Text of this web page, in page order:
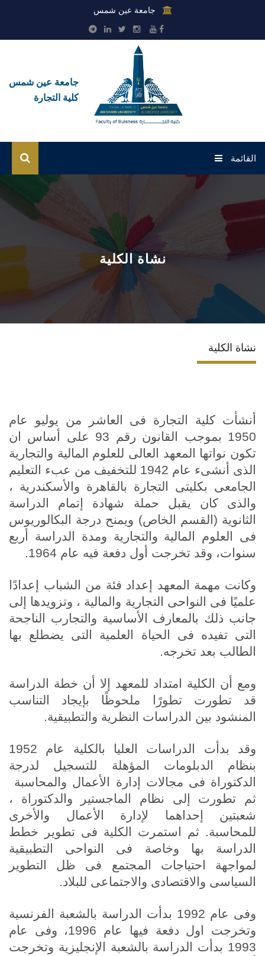
جامعة عين شمس
جامعة عين شمس
كلية التجارة
القائمة
عن الكلية
القطاعات
الأقسام العلمية
البرامج الدراسية
الاستدامة
الوافدين
نشاة الكلية
نشاة الكلية
أنشأت كلية التجارة فى العاشر من يوليو عام
1950 بموجب القانون رقم 93 على أساس ان
تكون نواتها المعهد العالى للعلوم المالية والتجارية
الذى أنشىء عام 1942 للتخفيف من عبء التعليم
الجامعى بكليتى التجارة بالقاهرة والأسكندرية ،
والذى كان يقبل حملة شهادة إتمام الدراسة
الثانوية (القسم الخاص) ويمنح درجة البكالوريوس
فى العلوم المالية والتجارية ومدة الدراسة أربع
سنوات، وقد تخرجت أول دفعة فيه عام 1964.
وكانت مهمة المعهد إعداد فئة من الشباب إعدادًا
علميًا فى النواحى التجارية والمالية ، وتزويدها إلى
جانب ذلك بالمعارف الأساسية والتجارب الناجحة
التى تفيده فى الحياة العلمية التى يضطلع بها
الطالب بعد تخرجه.
ومع أن الكلية امتداد للمعهد إلا أن خطة الدراسة
قد تطورت تطورًا ملحوظًا بإيجاد التناسب
المنشود بين الدراسات النظرية والتطبيقية.
وقد بدأت الدراسات العليا بالكلية عام 1952
بنظام الدبلومات المؤهلة للتسجيل لدرجة
الدكتوراة فى مجالات إدارة الأعمال والمحاسبة
ثم تطورت إلى نظام الماجستير والدكتوراة ،
شعبتين إحداهما لإدارة الأعمال والأخرى
للمحاسبة. ثم استمرت الكلية فى تطوير خطط
الدراسة بها وخاصة فى النواحى التطبيقية
لمواجهة احتياجات المجتمع فى ظل التطوير
السياسى والاقتصادى والاجتماعى للبلاد.
وفى عام 1992 بدأت الدراسة بالشعبة الفرنسية
وتخرجت اول دفعة فيها عام 1996، وفى عام
1993 بدأت الدراسة بالشعبة الإنجليزية وتخرجت